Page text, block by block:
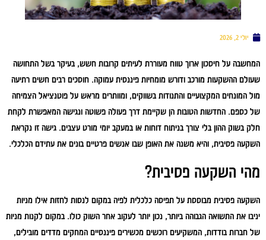
יולי 2, 2026
המחשבה על חיסכון ארוך טווח מעוררת לעיתים קרובות חשש, בעיקר בשל התחושה
שעולם ההשקעות מורכב ודורש מומחיות פיננסית עמוקה. חוסכים רבים חשים רתיעה
מול המונחים המקצועיים והתנודות בשווקים, ומוותרים מראש על פוטנציאל הצמיחה
של כספם. החדשות הטובות הן שקיימת דרך פעולה פשוטה ונגישה המאפשרת לקחת
חלק בשוק ההון בלי צורך בניתוח דוחות או במעקב יומי מורט עצבים. גישה זו נקראת
השקעה פסיבית, והיא משנה את האופן שבו אנשים פרטיים בונים את עתידם הכלכלי.
מהי השקעה פסיבית?
השקעה פסיבית מבוססת על תפיסה כלכלית לפיה במקום לנסות לחזות אילו מניות
יניבו את התשואה הגבוהה ביותר, נכון יותר לעקוב אחר השוק כולו. במקום לקנות מניות
של חברות בודדות, המשקיעים רוכשים מכשירים פיננסיים המחקים מדדים מובילים,